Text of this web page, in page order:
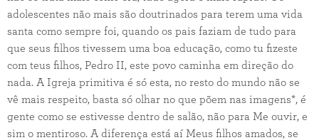
adolescentes não mais são doutrinados para terem uma vida
santa como sempre foi, quando os pais faziam de tudo para
que seus filhos tivessem uma boa educação, como tu fizeste
com teus filhos, Pedro II, este povo caminha em direção do
nada. A Igreja primitiva é só esta, no resto do mundo não se
vê mais respeito, basta só olhar no que põem nas imagens*, é
gente como se estivesse dentro de salão, não para Me ouvir, e
sim o mentiroso. A diferença está aí Meus filhos amados, se